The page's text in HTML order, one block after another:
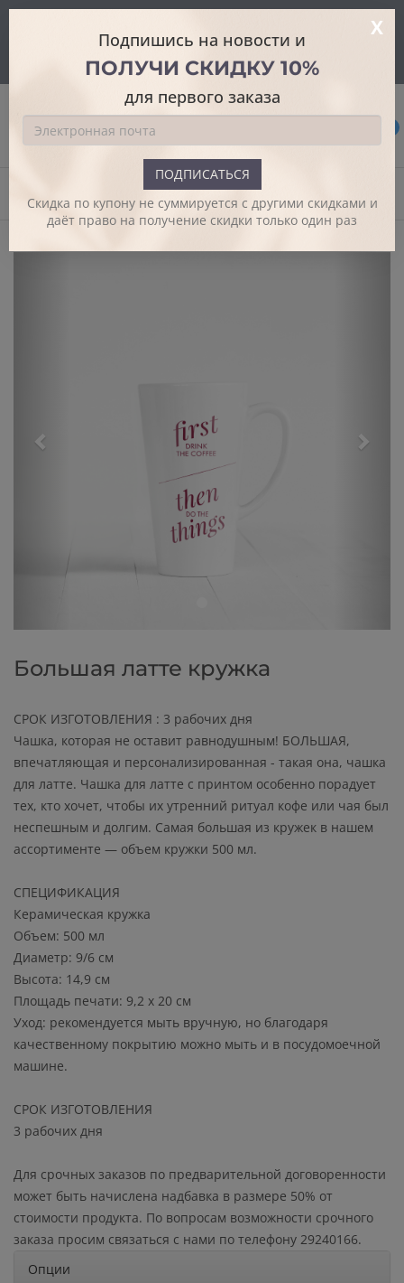
X
Подпишись на новости и
ПОЛУЧИ СКИДКУ 10%
для первого заказа
ПОДПИСАТЬСЯ
Скидка по купону не суммируется с другими скидками и
даёт право на получение скидки только один раз
Большая латте кружка
Большая латте кружка
СРОК ИЗГОТОВЛЕНИЯ : 3 рабочих дня
Чашка, которая не оставит равнодушным! БОЛЬШАЯ,
впечатляющая и персонализированная - такая она, чашка
для латте. Чашка для латте с принтом особенно порадует
тех, кто хочет, чтобы их утренний ритуал кофе или чая был
неспешным и долгим. Самая большая из кружек в нашем
ассортименте — объем кружки 500 мл.
СПЕЦИФИКАЦИЯ
Керамическая кружка
Объем: 500 мл
Диаметр: 9/6 см
Высота: 14,9 см
Площадь печати: 9,2 x 20 см
Уход: рекомендуется мыть вручную, но благодаря
качественному покрытию можно мыть и в посудомоечной
машине.
СРОК ИЗГОТОВЛЕНИЯ
3 рабочих дня
Для срочных заказов по предварительной договоренности
может быть начислена надбавка в размере 50% от
стоимости продукта. По вопросам возможности срочного
заказа просим связаться с нами по телефону 29240166.
Опции
пользовательского опыта и обеспечения дополнительной
функциональности.Подробнее
Я согласен